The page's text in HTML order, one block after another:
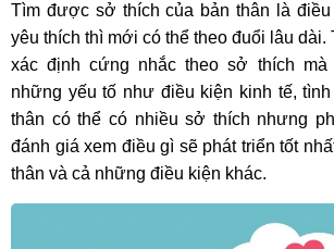
Tìm được sở thích của bản thân là điều
yêu thích thì mới có thể theo đuổi lâu dài.
xác định cứng nhắc theo sở thích mà
những yếu tố như điều kiện kinh tế,
thân có thể có nhiều sở thích nhưng
đánh giá xem điều gì sẽ phát triển tốt
thân và cả những điều kiện khác.